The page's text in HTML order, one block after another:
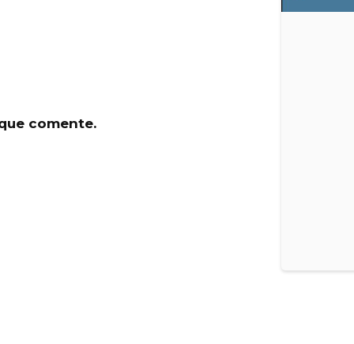
comente.